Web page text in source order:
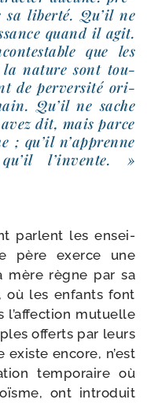
liber­té. Qu’il ne
quand il agit.
que les
la nature sont tou­
de per­ver­si­té ori­
Qu’il ne sache
dit, mais parce
; qu’il n’ap­prenne
l’in­vente. »
parlent les ensei­
père exerce une
mère règne par sa
où les enfants font
l’af­fec­tion mutuelle
offerts par leurs
encore, n’est
tem­po­raire où
ont intro­duit